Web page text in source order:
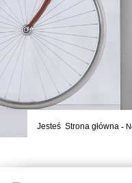
Jesteś Strona główna -